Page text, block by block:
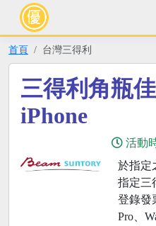
首頁 台灣三得利
三得利角瓶
iPhone
活動
於指定
指定三
登錄發
Pro、